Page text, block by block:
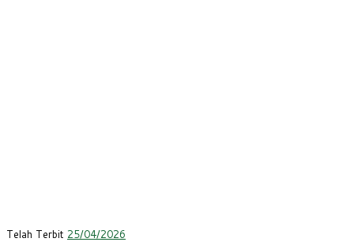
Telah Terbit 25/04/2026